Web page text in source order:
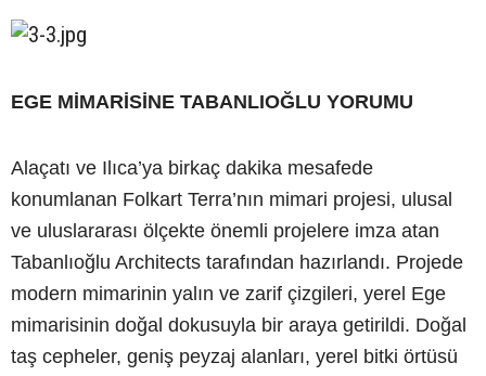
EGE MİMARİSİNE TABANLIOĞLU YORUMU
Alaçatı ve Ilıca’ya birkaç dakika mesafede
konumlanan Folkart Terra’nın mimari projesi, ulusal
ve uluslararası ölçekte önemli projelere imza atan
Tabanlıoğlu Architects tarafından hazırlandı. Projede
modern mimarinin yalın ve zarif çizgileri, yerel Ege
mimarisinin doğal dokusuyla bir araya getirildi. Doğal
taş cepheler, geniş peyzaj alanları, yerel bitki örtüsü